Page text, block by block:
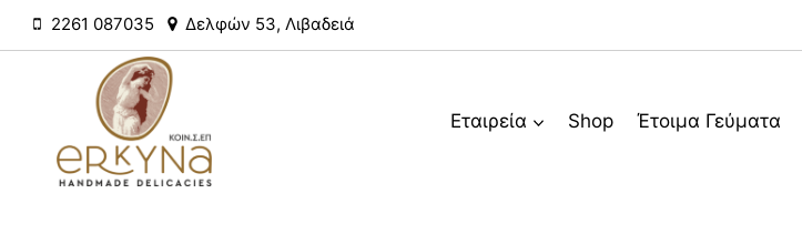
Skip
2261 087035 Δελφών 53, Λιβαδειά
Εταιρεία Shop Έτοιμα Γεύματα